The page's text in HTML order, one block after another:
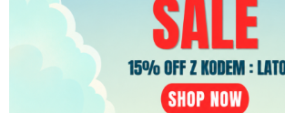
249.99